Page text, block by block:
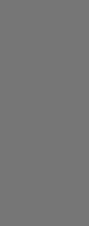
mesures.
des
aux